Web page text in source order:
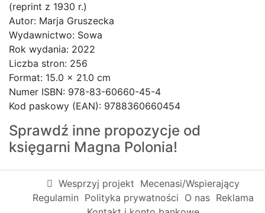
(reprint z 1930 r.)
Autor: Marja Gruszecka
Wydawnictwo: Sowa
Rok wydania: 2022
Liczba stron: 256
Format: 15.0 x 21.0 cm
Numer ISBN: 978-83-60660-45-4
Kod paskowy (EAN): 9788360660454
Sprawdź inne propozycje od
księgarni Magna Polonia!
Wesprzyj projekt Mecenasi/Wspierający
Regulamin Polityka prywatności O nas Reklama